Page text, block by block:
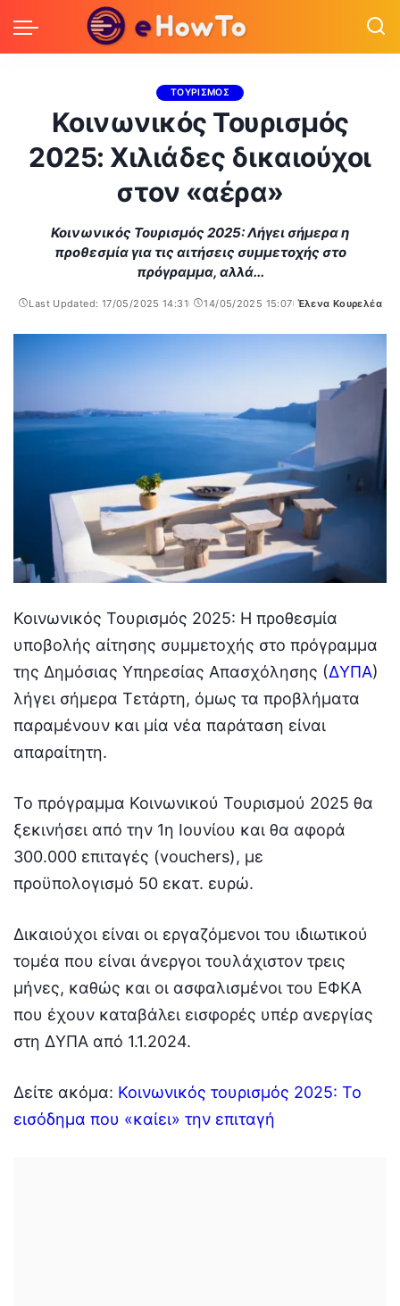
ΤΟΥΡΙΣΜΟΣ
Κοινωνικός Τουρισμός
2025: Χιλιάδες δικαιούχοι
στον «αέρα»
Κοινωνικός Τουρισμός 2025: Λήγει σήμερα η
προθεσμία για τις αιτήσεις συμμετοχής στο
πρόγραμμα, αλλά...
Last Updated: 17/05/2025 14:31 14/05/2025 15:07
Posted
Έλενα Κουρελέα
Κοινωνικός Τουρισμός 2025: Η προθεσμία
υποβολής αίτησης συμμετοχής στο πρόγραμμα
της Δημόσιας Υπηρεσίας Απασχόλησης (ΔΥΠΑ)
λήγει σήμερα Τετάρτη, όμως τα προβλήματα
παραμένουν και μία νέα παράταση είναι
απαραίτητη.
Το πρόγραμμα Κοινωνικού Τουρισμού 2025 θα
ξεκινήσει από την 1η Ιουνίου και θα αφορά
300.000 επιταγές (vouchers), με
προϋπολογισμό 50 εκατ. ευρώ.
Δικαιούχοι είναι οι εργαζόμενοι του ιδιωτικού
τομέα που είναι άνεργοι τουλάχιστον τρεις
μήνες, καθώς και οι ασφαλισμένοι του ΕΦΚΑ
που έχουν καταβάλει εισφορές υπέρ ανεργίας
στη ΔΥΠΑ από 1.1.2024.
Δείτε ακόμα: Κοινωνικός τουρισμός 2025: Το
εισόδημα που «καίει» την επιταγή